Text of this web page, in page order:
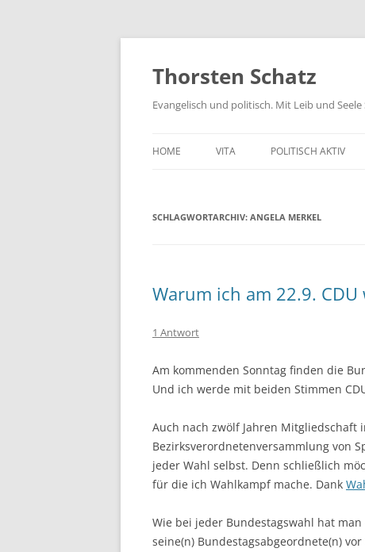
Zum
springen
Thorsten Schatz
Evangelisch und politisch. Mit Leib und
HOME VITA POLITISCH AKTIV
SCHRIFTLICHE
SCHLAGWORTARCHIV: ANGELA MERKEL
Warum ich am 22.9. CDU
1 Antwort
Am kommenden Sonntag finden die
Und ich werde mit beiden Stimmen
Auch nach zwölf Jahren
Bezirksverordnetenversammlung von
jeder Wahl selbst. Denn schließlich
für die ich Wahlkampf mache. Dank
Wie bei jeder Bundestagswahl hat man
seine(n) Bundestagsabgeordnete(n)